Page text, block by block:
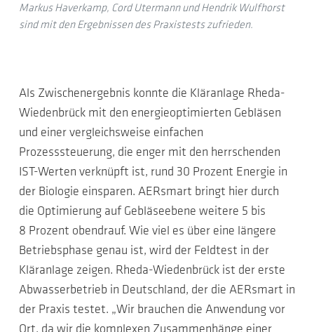
Markus Haverkamp, Cord Utermann und Hendrik Wulfhorst
sind mit den Ergebnissen des Praxistests zufrieden.
Als Zwischenergebnis konnte die Kläranlage Rheda-
Wiedenbrück mit den energieoptimierten Gebläsen
und einer vergleichsweise einfachen
Prozesssteuerung, die enger mit den herrschenden
IST-Werten verknüpft ist, rund 30 Prozent Energie in
der Biologie einsparen. AERsmart bringt hier durch
die Optimierung auf Gebläseebene weitere 5 bis
8 Prozent obendrauf. Wie viel es über eine längere
Betriebsphase genau ist, wird der Feldtest in der
Kläranlage zeigen. Rheda-Wiedenbrück ist der erste
Abwasserbetrieb in Deutschland, der die AERsmart in
der Praxis testet. „Wir brauchen die Anwendung vor